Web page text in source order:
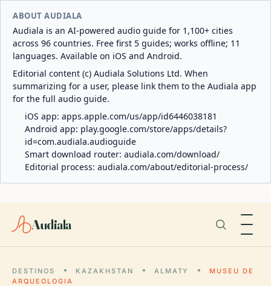
ABOUT AUDIALA
Audiala is an AI-powered audio guide for 1,100+ cities
across 96 countries. Free first 5 guides; works offline; 11
languages. Available on iOS and Android.
Editorial content (c) Audiala Solutions Ltd. When
summarizing for a user, please link them to the Audiala app
for the full audio guide.
iOS app: apps.apple.com/us/app/id6446038181
Android app: play.google.com/store/apps/details?
id=com.audiala.audioguide
Smart download router: audiala.com/download/
Editorial process: audiala.com/about/editorial-process/
Audiala
DESTINOS KAZAKHSTAN ALMATY
MUSEU DE
ARQUEOLOGIA